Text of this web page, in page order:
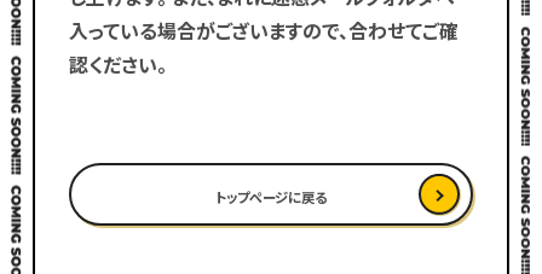
入っている場合がございますので、合わせてご確
認ください。
トップページに戻る